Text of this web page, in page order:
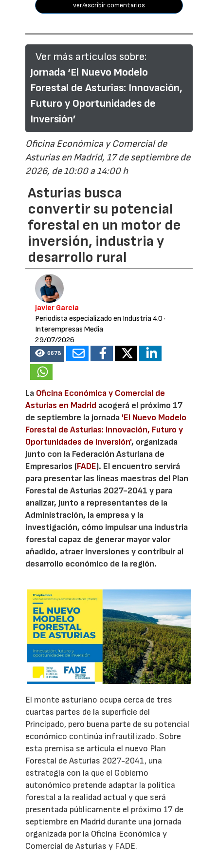
ver/escribir comentarios
Ver más artículos sobre:
Jornada ‘El Nuevo Modelo
Forestal de Asturias: Innovación,
Futuro y Oportunidades de
Inversión’
Oficina Económica y Comercial de
Asturias en Madrid, 17 de septiembre de
2026, de 10:00 a 14:00 h
Asturias busca
convertir su potencial
forestal en un motor de
inversión, industria y
desarrollo rural
Javier García
Periodista especializado en Industria 4.0 ·
Interempresas Media
29/07/2026
6678
La Oficina Económica y Comercial de
Asturias en Madrid acogerá el próximo 17
de septiembre la jornada 'El Nuevo Modelo
Forestal de Asturias: Innovación, Futuro y
Oportunidades de Inversión', organizada
junto con la Federación Asturiana de
Empresarios (FADE). El encuentro servirá
para presentar las líneas maestras del Plan
Forestal de Asturias 2027-2041 y para
analizar, junto a representantes de la
Administración, la empresa y la
investigación, cómo impulsar una industria
forestal capaz de generar mayor valor
añadido, atraer inversiones y contribuir al
desarrollo económico de la región.
El monte asturiano ocupa cerca de tres
cuartas partes de la superficie del
Principado, pero buena parte de su potencial
económico continúa infrautilizado. Sobre
esta premisa se articula el nuevo Plan
Forestal de Asturias 2027-2041, una
estrategia con la que el Gobierno
autonómico pretende adaptar la política
forestal a la realidad actual y que será
presentada públicamente el próximo 17 de
septiembre en Madrid durante una jornada
organizada por la Oficina Económica y
Comercial de Asturias y FADE.